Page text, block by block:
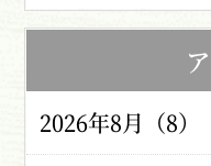
2026年8月（8）